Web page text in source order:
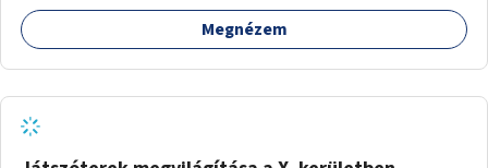
Megnézem